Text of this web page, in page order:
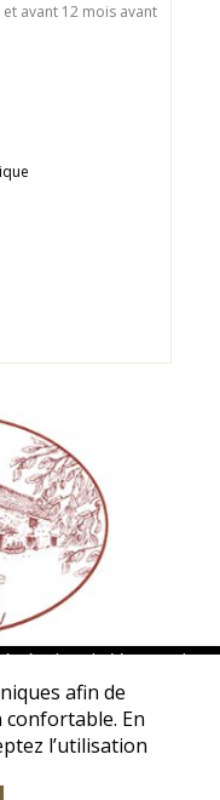
avant 12 mois avant
de Ventes|
de La Borie de
: 05 53 31 98 50 -
afin de
En
l’utilisation